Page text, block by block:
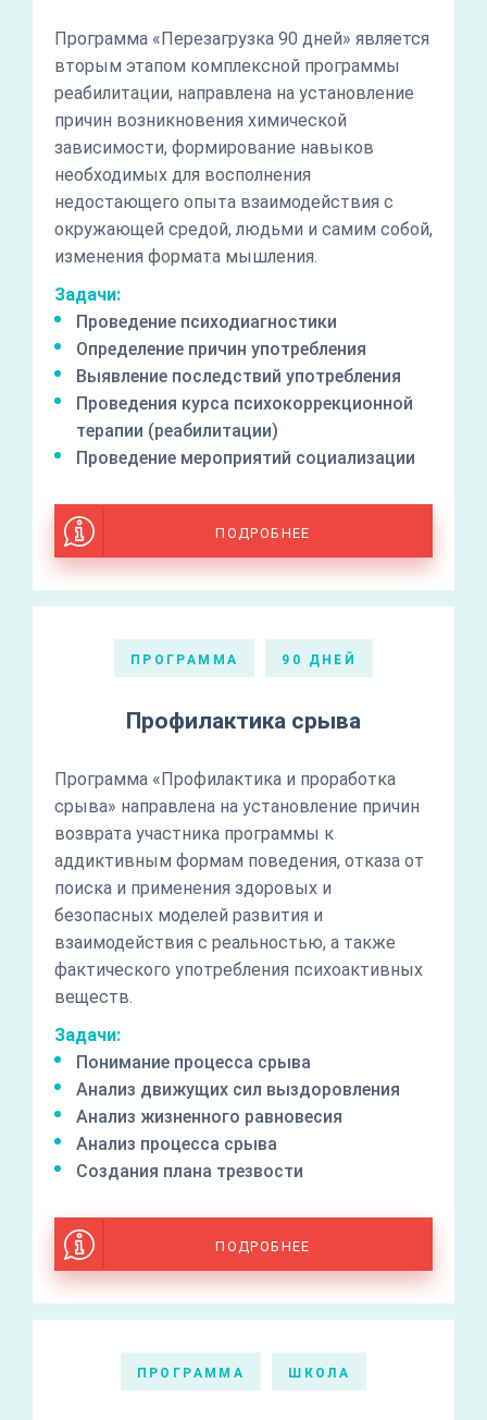
Программа «Перезагрузка 90 дней» является
вторым этапом комплексной программы
реабилитации, направлена на установление
причин возникновения химической
зависимости, формирование навыков
необходимых для восполнения
недостающего опыта взаимодействия с
окружающей средой, людьми и самим собой,
изменения формата мышления.
Задачи:
Проведение психодиагностики
Определение причин употребления
Выявление последствий употребления
Проведения курса психокоррекционной
терапии (реабилитации)
Проведение мероприятий социализации
ПОДРОБНЕЕ
ПРОГРАММА 90 ДНЕЙ
Профилактика срыва
Программа «Профилактика и проработка
срыва» направлена на установление причин
возврата участника программы к
аддиктивным формам поведения, отказа от
поиска и применения здоровых и
безопасных моделей развития и
взаимодействия с реальностью, а также
фактического употребления психоактивных
веществ.
Задачи:
Понимание процесса срыва
Анализ движущих сил выздоровления
Анализ жизненного равновесия
Анализ процесса срыва
Создания плана трезвости
ПОДРОБНЕЕ
ПРОГРАММА ШКОЛА